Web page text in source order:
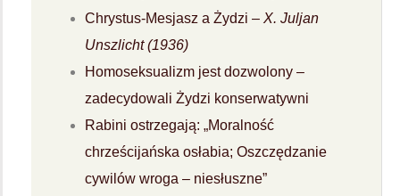
Chrystus-Mesjasz a Żydzi – X. Juljan
Unszlicht (1936)
Homoseksualizm jest dozwolony –
zadecydowali Żydzi konserwatywni
Rabini ostrzegają: „Moralność
chrześcijańska osłabia; Oszczędzanie
cywilów wroga – niesłuszne”